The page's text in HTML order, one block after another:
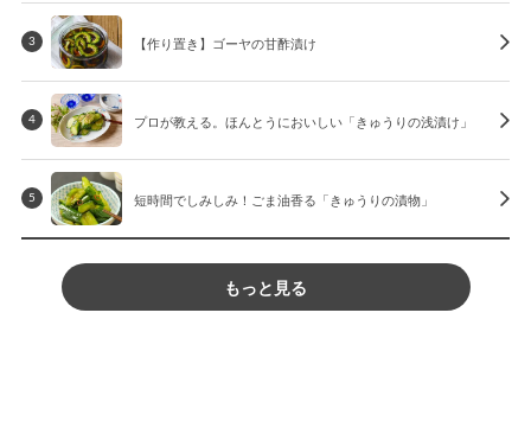
3 【作り置き】ゴーヤの甘酢漬け
4 プロが教える。ほんとうにおいしい「きゅうりの浅漬け」
5 短時間でしみしみ！ごま油香る「きゅうりの漬物」
もっと見る